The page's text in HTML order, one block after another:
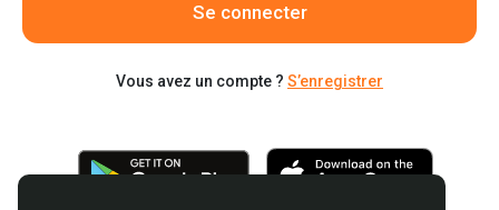
Se connecter
Vous avez un compte ? S’enregistrer